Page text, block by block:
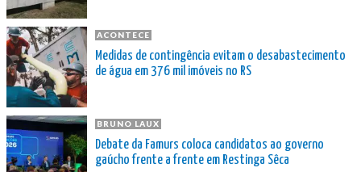
ACONTECE
Medidas de contingência evitam o desabastecimento
de água em 376 mil imóveis no RS
BRUNO LAUX
Debate da Famurs coloca candidatos ao governo
gaúcho frente a frente em Restinga Sêca